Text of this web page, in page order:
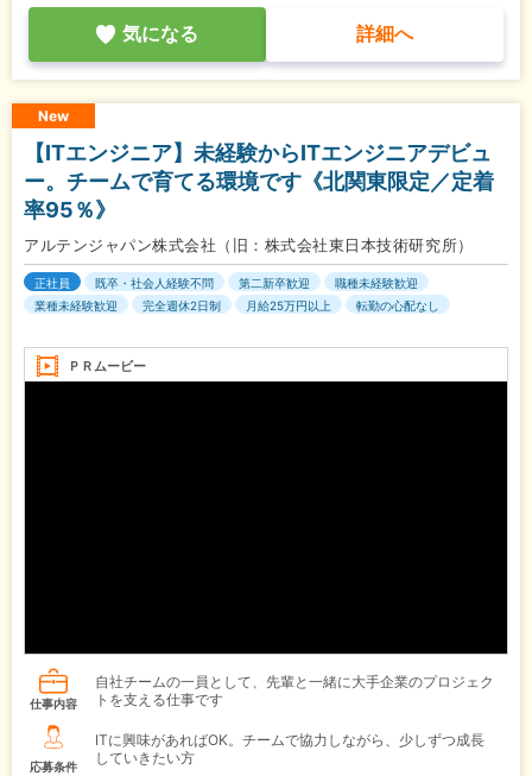
気になる 詳細へ
New
【ITエンジニア】未経験からITエンジニアデビュ
ー。チームで育てる環境です《北関東限定／定着
率95％》
アルテンジャパン株式会社（旧：株式会社東日本技術研究所）
正社員 既卒・社会人経験不問 第二新卒歓迎
職種未経験歓迎
業種未経験歓迎
完全週休2日制 月給25万円以上 転勤の心配なし
ＰＲムービー
仕事内容
自社チームの一員として、先輩と一緒に大手企業のプロジェク
トを支える仕事です
応募条件
ITに興味があればOK。チームで協力しながら、少しずつ成長
していきたい方